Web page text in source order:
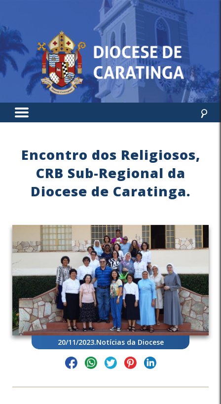
Encontro dos Religiosos,
CRB Sub-Regional da
Diocese de Caratinga.
20/11/2023.Notícias da Diocese